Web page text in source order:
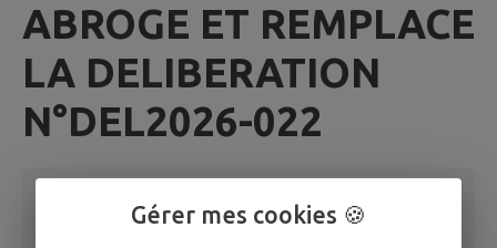
ABROGE ET REMPLACE
LA DELIBERATION
N°DEL2026-022
29/05/2026 à 10:23
Gérer mes cookies 🍪